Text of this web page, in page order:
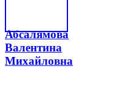
Абсалямова
Валентина
Михайловна